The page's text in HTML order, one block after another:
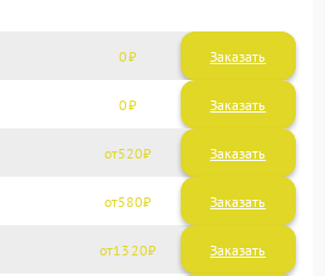
0 Заказать
0 Заказать
520
580
1320